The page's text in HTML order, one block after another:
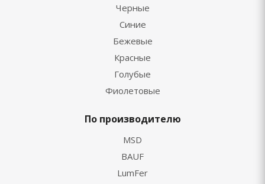
Черные
Синие
Бежевые
Красные
Голубые
Фиолетовые
По производителю
MSD
BAUF
LumFer